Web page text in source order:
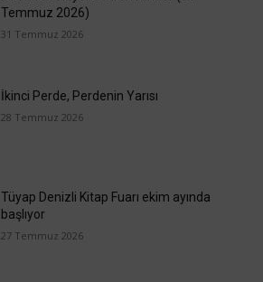
Temmuz 2026)
31 Temmuz 2026
İkinci Perde, Perdenin Yarısı
28 Temmuz 2026
Tüyap Denizli Kitap Fuarı ekim ayında
başlıyor
27 Temmuz 2026